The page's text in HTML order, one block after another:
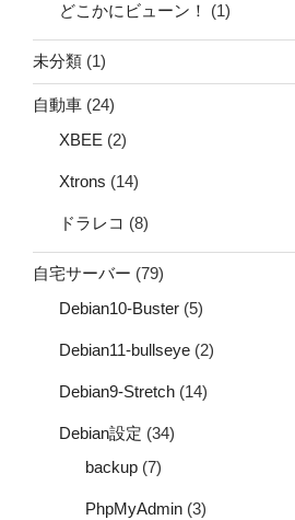
どこかにビューン！ (1)
未分類 (1)
自動車 (24)
XBEE (2)
Xtrons (14)
ドラレコ (8)
自宅サーバー (79)
Debian10-Buster (5)
Debian11-bullseye (2)
Debian9-Stretch (14)
Debian設定 (34)
backup (7)
PhpMyAdmin (3)